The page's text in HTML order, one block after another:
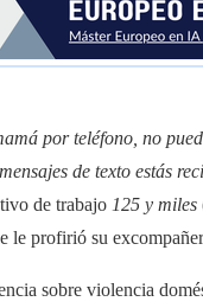
por teléfono, no
de texto estás
de trabajo 125 y miles
le profirió su
sobre violencia